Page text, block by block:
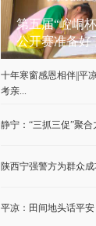
第五届“崆峒
公开赛准备好
十年寒窗感恩相伴||平
考亲...
静宁：“三抓三促”聚
陕西宁强警方为群众
平凉：田间地头话平